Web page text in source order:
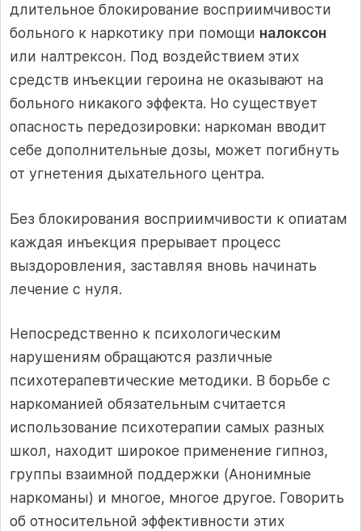
длительное блокирование восприимчивости
больного к наркотику при помощи налоксон
или налтрексон. Под воздействием этих
средств инъекции героина не оказывают на
больного никакого эффекта. Но существует
опасность передозировки: наркоман вводит
себе дополнительные дозы, может погибнуть
от угнетения дыхательного центра.
Без блокирования восприимчивости к опиатам
каждая инъекция прерывает процесс
выздоровления, заставляя вновь начинать
лечение с нуля.
Непосредственно к психологическим
нарушениям обращаются различные
психотерапевтические методики. В борьбе с
наркоманией обязательным считается
использование психотерапии самых разных
школ, находит широкое применение гипноз,
группы взаимной поддержки (Анонимные
наркоманы) и многое, многое другое. Говорить
об относительной эффективности этих